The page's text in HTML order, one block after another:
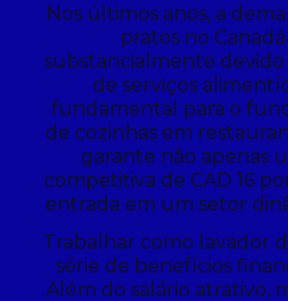
Nos últimos anos, a
pratos no
substancialmente
de serviços
fundamental para o
de cozinhas em
garante não apenas
competitiva de CAD 16
entrada em um setor
Trabalhar como lavador
série de benefícios
Além do salário atrativo,